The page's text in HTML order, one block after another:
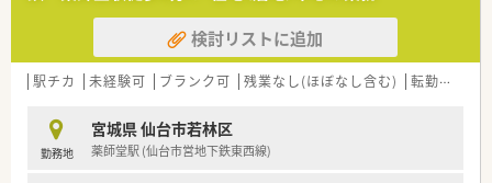
検討リストに追加
駅チカ 未経験可 ブランク可 残業なし(ほぼなし含む) 転勤なし
勤務地
宮城県 仙台市若林区
薬師堂駅 (仙台市営地下鉄東西線)